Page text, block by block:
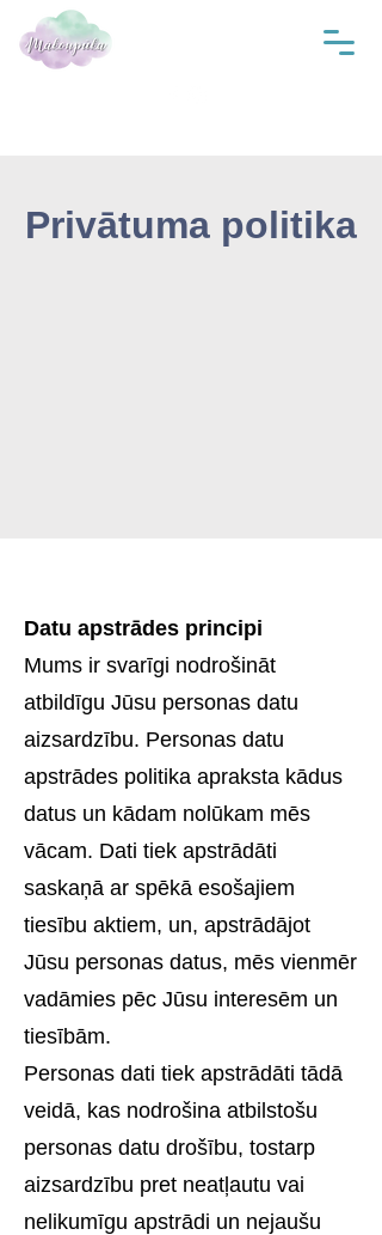
Privātuma politika
Datu apstrādes principi
Mums ir svarīgi nodrošināt
atbildīgu Jūsu personas datu
aizsardzību. Personas datu
apstrādes politika apraksta kādus
datus un kādam nolūkam mēs
vācam. Dati tiek apstrādāti
saskaņā ar spēkā esošajiem
tiesību aktiem, un, apstrādājot
Jūsu personas datus, mēs vienmēr
vadāmies pēc Jūsu interesēm un
tiesībām.
Personas dati tiek apstrādāti tādā
veidā, kas nodrošina atbilstošu
personas datu drošību, tostarp
aizsardzību pret neatļautu vai
nelikumīgu apstrādi un nejaušu